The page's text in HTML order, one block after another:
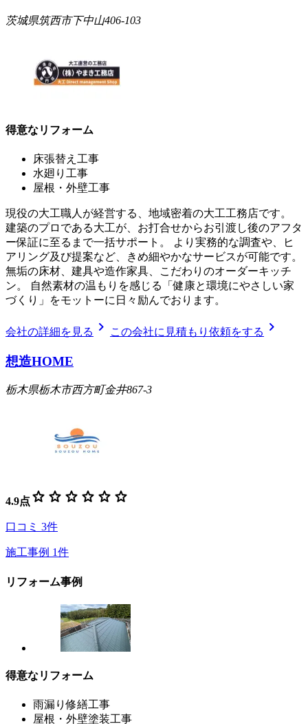
茨城県筑西市下中山406-103
得意なリフォーム
床張替え工事
水廻り工事
屋根・外壁工事
現役の大工職人が経営する、地域密着の大工工務店です。
建築のプロである大工が、お打合せからお引渡し後のアフタ
ー保証に至るまで一括サポート。 より実務的な調査や、ヒ
アリング及び提案など、きめ細やかなサービスが可能です。
無垢の床材、建具や造作家具、こだわりのオーダーキッチ
ン。 自然素材の温もりを感じる「健康と環境にやさしい家
づくり」をモットーに日々励んでおります。
会社の詳細を見る chevron_right この会社に見積もり依頼をする chevron_right
想造HOME
栃木県栃木市西方町金井867-3
4.9点 star star star star star star
口コミ 3件
施工事例 1件
リフォーム事例
得意なリフォーム
雨漏り修繕工事
屋根・外壁塗装工事